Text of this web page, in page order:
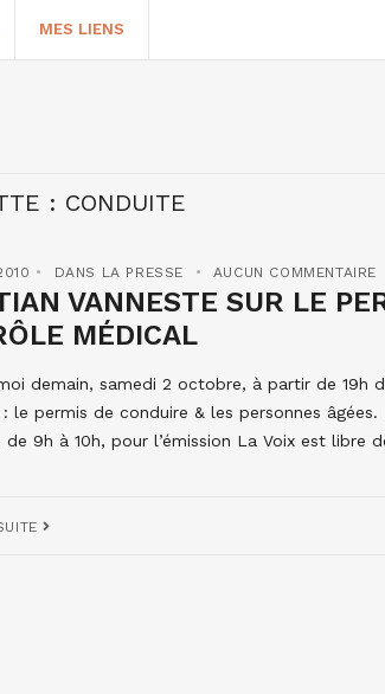
MES LIENS
: CONDUITE
DANS LA PRESSE AUCUN COMMENTAIRE
VANNESTE SUR LE
MÉDICAL
demain, samedi 2 octobre, à partir de 19h
le permis de conduire & les personnes
9h à 10h, pour l’émission La Voix est libre